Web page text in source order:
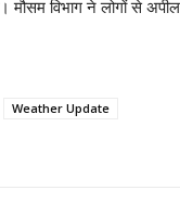
विभाग ने लोगों से
Weather Update